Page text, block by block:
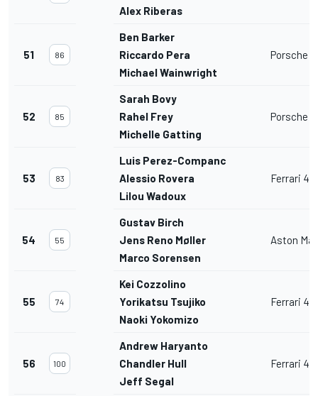
Alex Riberas
51 86
Ben Barker
Riccardo Pera
Michael Wainwright
Porsche
52 85
Sarah Bovy
Rahel Frey
Michelle Gatting
Porsche
53 83
Luis Perez-Companc
Alessio Rovera
Lilou Wadoux
Ferrari
54 55
Gustav Birch
Jens Reno Møller
Marco Sorensen
Aston
55 74
Kei Cozzolino
Yorikatsu Tsujiko
Naoki Yokomizo
Ferrari
56 100
Andrew Haryanto
Chandler Hull
Jeff Segal
Ferrari